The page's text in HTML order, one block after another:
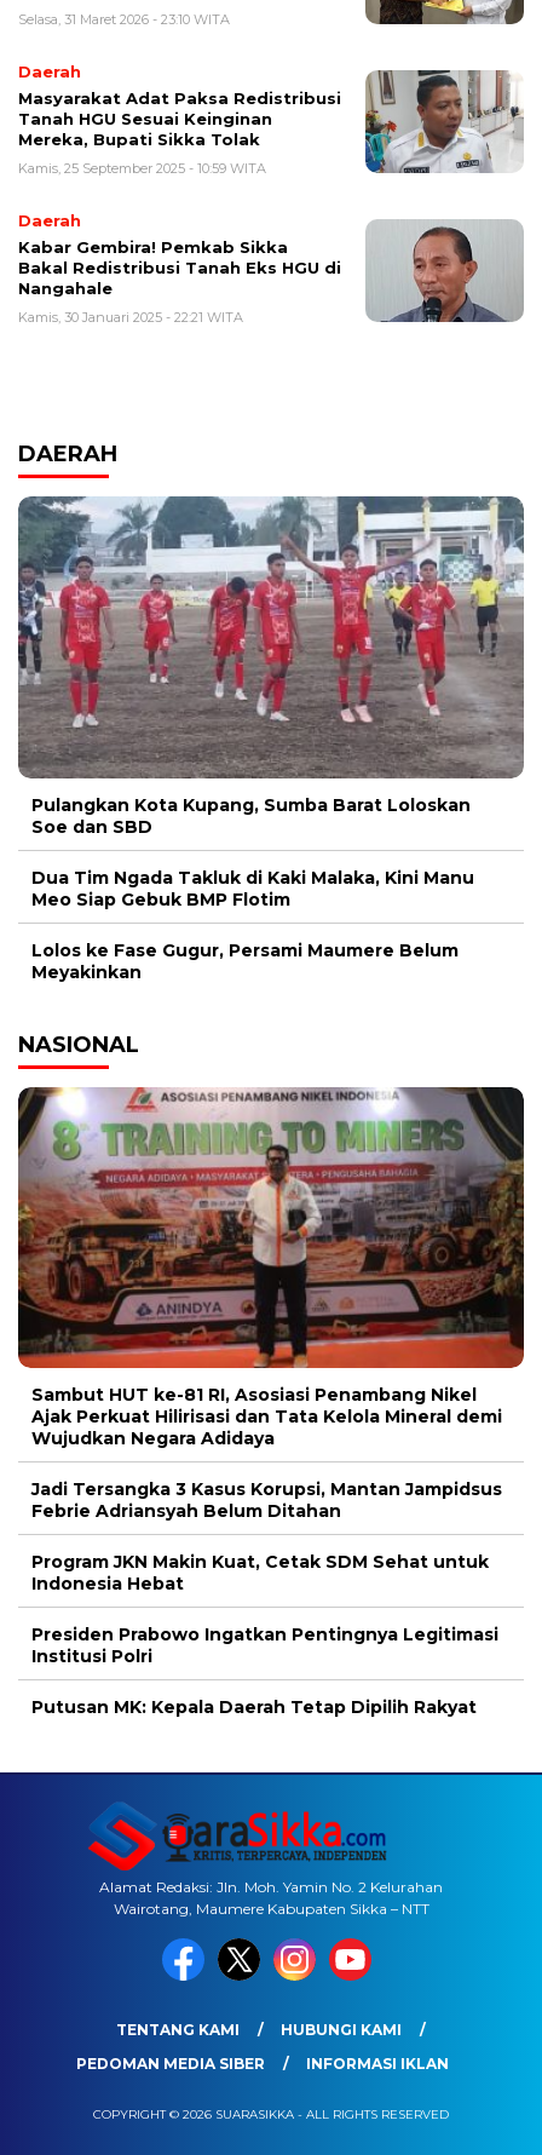
Selasa, 31 Maret 2026 - 23:10 WITA
Daerah
Masyarakat Adat Paksa Redistribusi
Tanah HGU Sesuai Keinginan
Mereka, Bupati Sikka Tolak
Kamis, 25 September 2025 - 10:59 WITA
Daerah
Kabar Gembira! Pemkab Sikka
Bakal Redistribusi Tanah Eks HGU di
Nangahale
Kamis, 30 Januari 2025 - 22:21 WITA
DAERAH
Pulangkan Kota Kupang, Sumba Barat Loloskan
Soe dan SBD
Dua Tim Ngada Takluk di Kaki Malaka, Kini Manu
Meo Siap Gebuk BMP Flotim
Lolos ke Fase Gugur, Persami Maumere Belum
Meyakinkan
NASIONAL
Sambut HUT ke-81 RI, Asosiasi Penambang Nikel
Ajak Perkuat Hilirisasi dan Tata Kelola Mineral demi
Wujudkan Negara Adidaya
Jadi Tersangka 3 Kasus Korupsi, Mantan Jampidsus
Febrie Adriansyah Belum Ditahan
Program JKN Makin Kuat, Cetak SDM Sehat untuk
Indonesia Hebat
Presiden Prabowo Ingatkan Pentingnya Legitimasi
Institusi Polri
Putusan MK: Kepala Daerah Tetap Dipilih Rakyat
Alamat Redaksi: Jln. Moh. Yamin No. 2 Kelurahan
Wairotang, Maumere Kabupaten Sikka – NTT
TENTANG KAMI
HUBUNGI KAMI
PEDOMAN MEDIA SIBER
INFORMASI IKLAN
COPYRIGHT © 2026 SUARASIKKA - ALL RIGHTS RESERVED